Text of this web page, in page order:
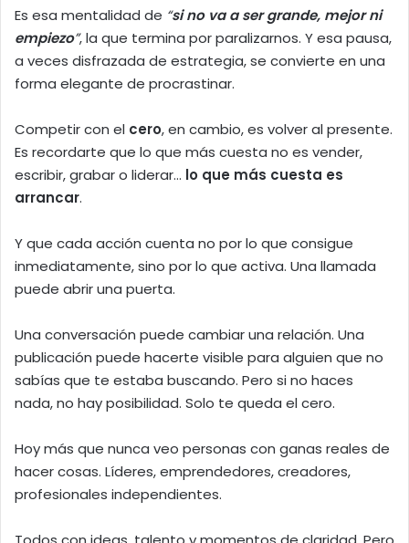
Es esa mentalidad de “si no va a ser grande, mejor ni
empiezo”, la que termina por paralizarnos. Y esa pausa,
a veces disfrazada de estrategia, se convierte en una
forma elegante de procrastinar.
Competir con el cero, en cambio, es volver al presente.
Es recordarte que lo que más cuesta no es vender,
escribir, grabar o liderar… lo que más cuesta es
arrancar.
Y que cada acción cuenta no por lo que consigue
inmediatamente, sino por lo que activa. Una llamada
puede abrir una puerta.
Una conversación puede cambiar una relación. Una
publicación puede hacerte visible para alguien que no
sabías que te estaba buscando. Pero si no haces
nada, no hay posibilidad. Solo te queda el cero.
Hoy más que nunca veo personas con ganas reales de
hacer cosas. Líderes, emprendedores, creadores,
profesionales independientes.